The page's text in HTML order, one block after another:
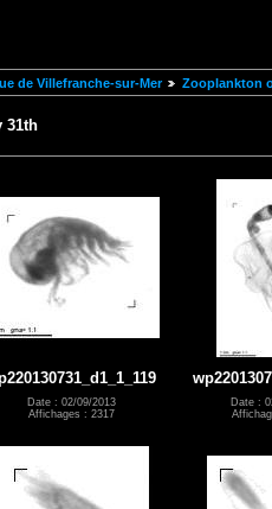
de Villefranche-sur-Mer Zooplankton
31th
Date : 02/09/2013
Affichages : 2317
Date :